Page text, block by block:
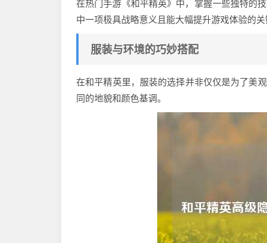
在热门手游《和平精英》中，掌握一些独特的
中一项极具战略意义且能大幅提升游戏体验的
服装与环境的巧妙搭配
在和平精英里，服装的选择并非仅仅是为了美
同的地貌和颜色基调。